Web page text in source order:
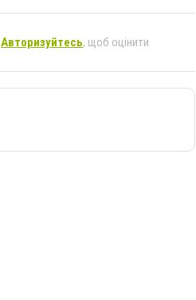
Авторизуйтесь, щоб оцінити